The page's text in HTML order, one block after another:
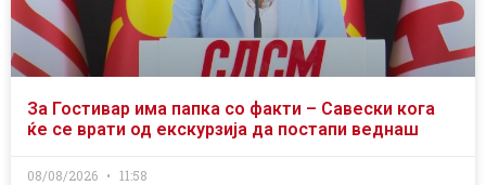
За Гостивар има папка со факти – Савески кога
ќе се врати од екскурзија да постапи веднаш
08/08/2026 11:58